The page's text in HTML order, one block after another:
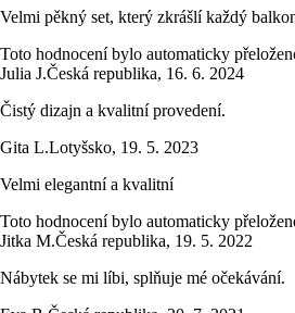
Velmi pěkný set, který zkrášlí každý
Toto hodnocení bylo automaticky
Julia J.Česká republika, 16. 6. 2024
Čistý dizajn a kvalitní provedení.
Gita L.Lotyšsko, 19. 5. 2023
Velmi elegantní a kvalitní
Toto hodnocení bylo automaticky
Jitka M.Česká republika, 19. 5. 2022
Nábytek se mi líbi, splňuje mé očekávání.